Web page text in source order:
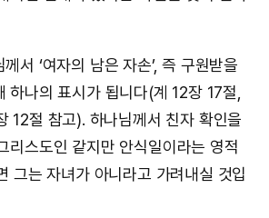
서 ‘여자의 남은 자손’, 즉 구원받을
하나의 표시가 됩니다(계 12장 17절,
12절 참고). 하나님께서 친자 확인을
리스도인 같지만 안식일이라는 영적
그는 자녀가 아니라고 가려내실 것입